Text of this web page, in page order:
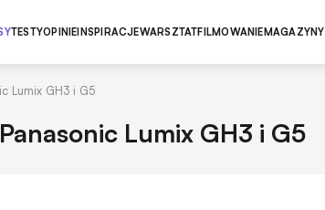
TESTYOPINIEINSPIRACJEWARSZTATFILMOWANIEMAGAZYNY
Lumix GH3 i G5
Lumix GH3 i G5